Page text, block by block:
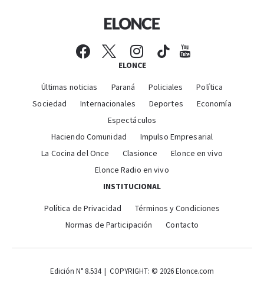
ELONCE
Últimas noticias Paraná Policiales
Política
Sociedad
Internacionales Deportes
Economía
Espectáculos
Haciendo Comunidad
Impulso Empresarial
La Cocina del Once
Clasionce
Elonce en vivo
Elonce Radio en vivo
INSTITUCIONAL
Política de Privacidad
Términos y Condiciones
Normas de Participación
Contacto
Edición N° 8.534 | COPYRIGHT: © 2026 Elonce.com